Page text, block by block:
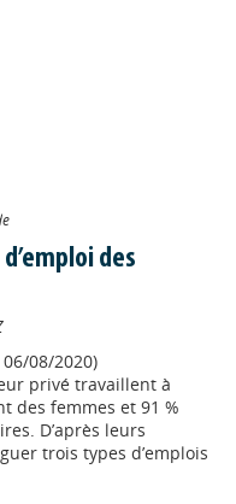
des
08/2020)
privé travaillent à
des femmes et 91 %
D’après leurs
trois types d’emplois